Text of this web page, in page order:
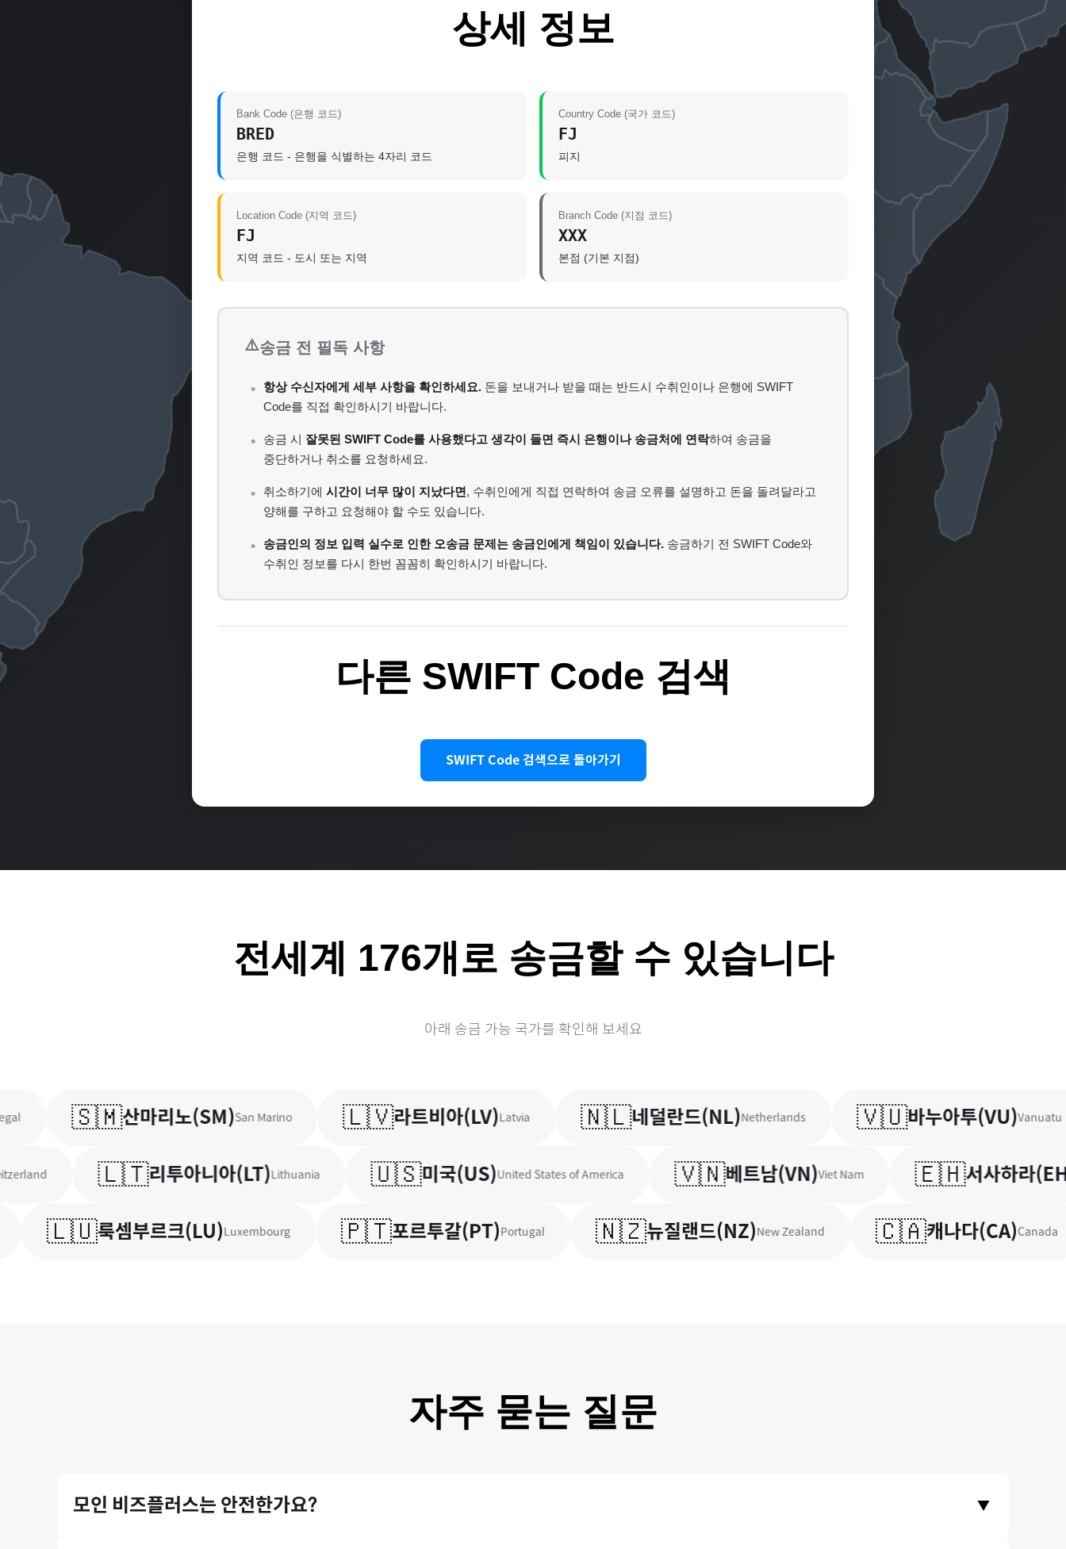
상세 정보
Bank Code (은행 코드)
BRED
은행 코드 - 은행을 식별하는 4자리 코드
Country Code (국가 코드)
FJ
피지
Location Code (지역 코드)
FJ
지역 코드 - 도시 또는 지역
Branch Code (지점 코드)
XXX
본점 (기본 지점)
⚠️송금 전 필독 사항
항상 수신자에게 세부 사항을 확인하세요. 돈을 보내거나 받을 때는 반드시 수취인이나 은행에 SWIFT
Code를 직접 확인하시기 바랍니다.
송금 시 잘못된 SWIFT Code를 사용했다고 생각이 들면 즉시 은행이나 송금처에 연락하여 송금을
중단하거나 취소를 요청하세요.
취소하기에 시간이 너무 많이 지났다면, 수취인에게 직접 연락하여 송금 오류를 설명하고 돈을 돌려달라고
양해를 구하고 요청해야 할 수도 있습니다.
송금인의 정보 입력 실수로 인한 오송금 문제는 송금인에게 책임이 있습니다. 송금하기 전 SWIFT Code와
수취인 정보를 다시 한번 꼼꼼히 확인하시기 바랍니다.
다른 SWIFT Code 검색
SWIFT Code 검색으로 돌아가기
전세계 176개로 송금할 수 있습니다
아래 송금 가능 국가를 확인해 보세요
🇸🇲산마리노(SM)San Marino 🇱🇻라트비아(LV)Latvia 🇳🇱네덜란드(NL)Netherlands 🇻🇺바누아투(VU)Vanuatu
🇱🇹리투아니아(LT)Lithuania 🇺🇸미국(US)United States of America 🇻🇳베트남 (VN)Viet Nam 🇪🇭서사하라(EH)
🇱🇺룩셈부르크(LU)Luxembourg 🇵🇹포르투갈(PT)Portugal 🇳🇿뉴질랜드(NZ)New Zealand 🇨🇦캐나다 (CA)Canada
자주 묻는 질문
모인 비즈플러스는 안전한가요? ▼